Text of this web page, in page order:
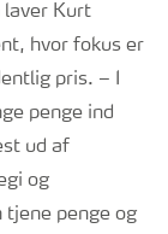
laver Kurt
hvor fokus er
pris. – I
penge ind
ud af
og
penge og